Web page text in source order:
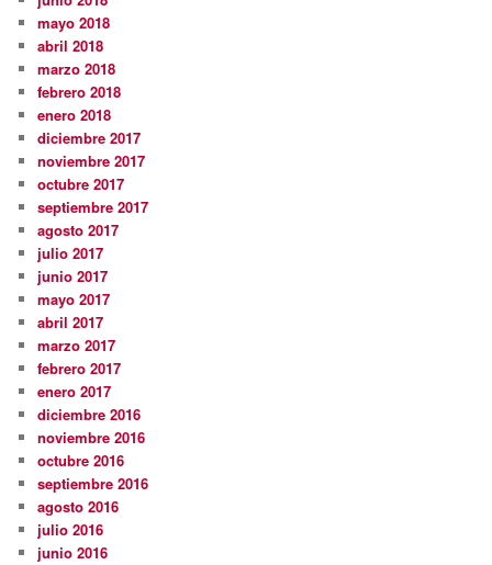
mayo 2018
abril 2018
marzo 2018
febrero 2018
enero 2018
diciembre 2017
noviembre 2017
octubre 2017
septiembre 2017
agosto 2017
julio 2017
junio 2017
mayo 2017
abril 2017
marzo 2017
febrero 2017
enero 2017
diciembre 2016
noviembre 2016
octubre 2016
septiembre 2016
agosto 2016
julio 2016
junio 2016